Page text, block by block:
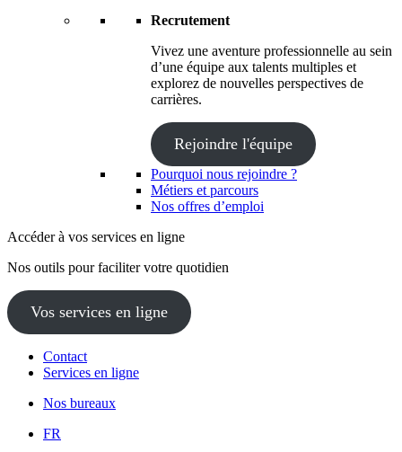
Recrutement
Vivez une aventure professionnelle au sein
d’une équipe aux talents multiples et
explorez de nouvelles perspectives de
carrières.
Rejoindre l'équipe
Pourquoi nous rejoindre ?
Métiers et parcours
Nos offres d’emploi
Accéder à vos services en ligne
Nos outils pour faciliter votre quotidien
Vos services en ligne
Contact
Services en ligne
Nos bureaux
FR